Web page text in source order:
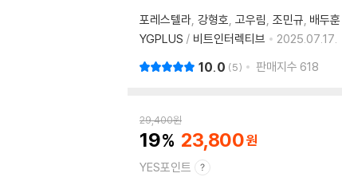
포레스텔라 강형호 고우림 조민규 배두훈
YGPLUS / 비트인터렉티브 2025.07.17.
10.0 5 판매지수 618
29,400원
19 23,800
YES포인트